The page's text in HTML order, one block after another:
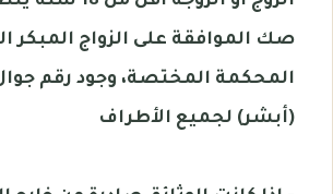
صك الموافقة على الزواج المبكر
المحكمة المختصة، وجود رقم
(أبشر) لجميع الأطراف